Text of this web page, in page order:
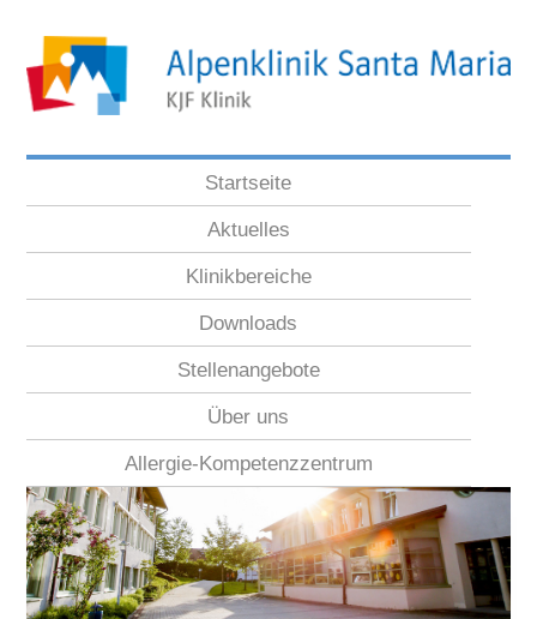
Startseite
Aktuelles
Klinikbereiche
Downloads
Stellenangebote
Über uns
Allergie-Kompetenzzentrum